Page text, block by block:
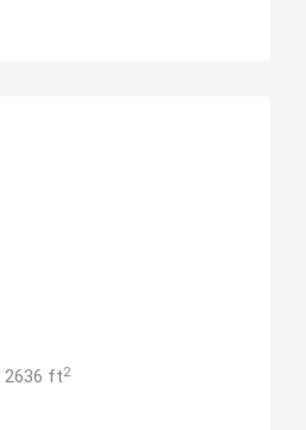
2636 ft2